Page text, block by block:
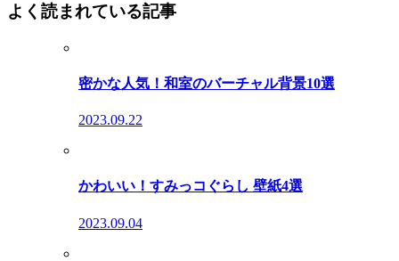
よく読まれている記事
密かな人気！和室のバーチャル背景10選
2023.09.22
かわいい！すみっコぐらし 壁紙4選
2023.09.04